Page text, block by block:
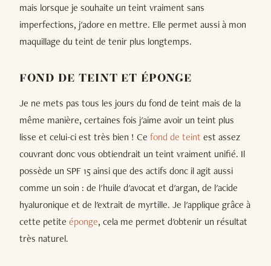
mais lorsque je souhaite un teint vraiment sans
imperfections, j'adore en mettre. Elle permet aussi à mon
maquillage du teint de tenir plus longtemps.
FOND DE TEINT ET ÉPONGE
Je ne mets pas tous les jours du fond de teint mais de la
même manière, certaines fois j'aime avoir un teint plus
lisse et celui-ci est très bien ! Ce fond de teint est assez
couvrant donc vous obtiendrait un teint vraiment unifié. Il
possède un SPF 15 ainsi que des actifs donc il agit aussi
comme un soin : de l'huile d'avocat et d'argan, de l'acide
hyaluronique et de l'extrait de myrtille. Je l'applique grâce à
cette petite éponge, cela me permet d'obtenir un résultat
très naturel.